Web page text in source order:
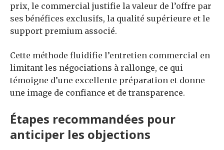
prix, le commercial justifie la valeur de l’offre par
ses bénéfices exclusifs, la qualité supérieure et le
support premium associé.
Cette méthode fluidifie l’entretien commercial en
limitant les négociations à rallonge, ce qui
témoigne d’une excellente préparation et donne
une image de confiance et de transparence.
Étapes recommandées pour
anticiper les objections